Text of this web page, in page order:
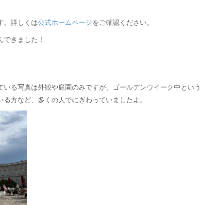
。詳しくは公式ホームページをご確認ください。
きました！
る写真は外観や庭園のみですが、ゴールデンウイーク中とい
方など、多くの人でにぎわっていましたよ。